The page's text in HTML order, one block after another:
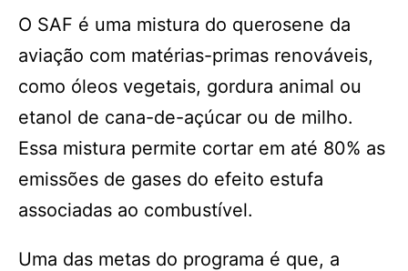
O SAF é uma mistura do querosene da
aviação com matérias-primas renováveis,
como óleos vegetais, gordura animal ou
etanol de cana-de-açúcar ou de milho.
Essa mistura permite cortar em até 80% as
emissões de gases do efeito estufa
associadas ao combustível.
Uma das metas do programa é que, a